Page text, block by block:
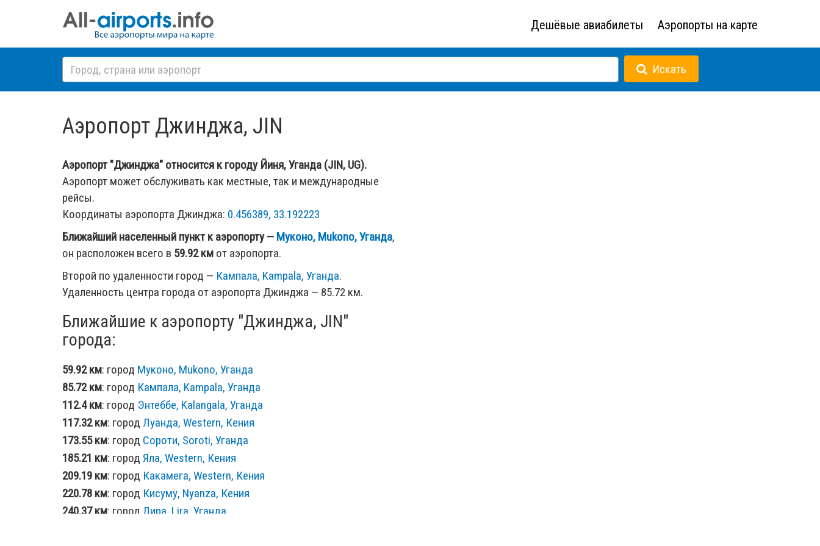
Дешёвые авиабилеты Аэропорты на карте
Искать
Аэропорт Джинджа, JIN
Аэропорт "Джинджа" относится к городу Йиня, Уганда (JIN, UG).
Аэропорт может обслуживать как местные, так и международные
рейсы.
Координаты аэропорта Джинджа: 0.456389, 33.192223
Ближайший населенный пункт к аэропорту — Муконо, Mukono, Уганда,
он расположен всего в 59.92 км от аэропорта.
Второй по удаленности город — Кампала, Kampala, Уганда.
Удаленность центра города от аэропорта Джинджа — 85.72 км.
Ближайшие к аэропорту "Джинджа, JIN"
города:
59.92 км: город Муконо, Mukono, Уганда
85.72 км: город Кампала, Kampala, Уганда
112.4 км: город Энтеббе, Kalangala, Уганда
117.32 км: город Луанда, Western, Кения
173.55 км: город Сороти, Soroti, Уганда
185.21 км: город Яла, Western, Кения
209.19 км: город Какамега, Western, Кения
220.78 км: город Кисуму, Nyanza, Кения
240.37 км: город Лира, Lira, Уганда